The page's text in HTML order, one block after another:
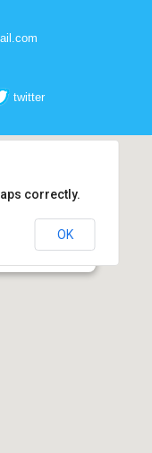
twitter
12, Quận 10,
correctly.
OK